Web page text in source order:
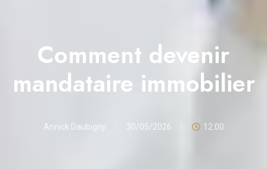
Comment devenir
mandataire immobilier
Annick Daubigny 30/05/2026 12:00